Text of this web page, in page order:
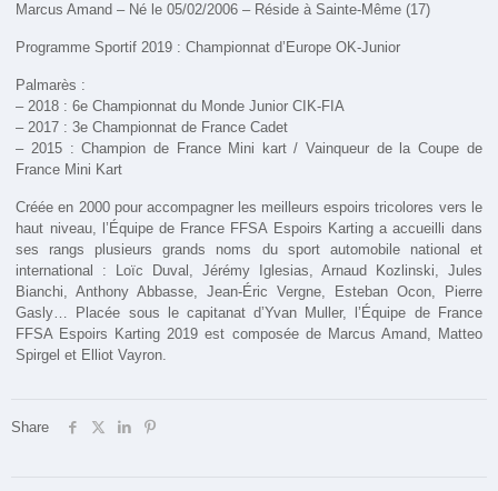
Marcus Amand – Né le 05/02/2006 – Réside à Sainte-Même (17)
Programme Sportif 2019 : Championnat d’Europe OK-Junior
Palmarès :
– 2018 : 6e Championnat du Monde Junior CIK-FIA
– 2017 : 3e Championnat de France Cadet
– 2015 : Champion de France Mini kart / Vainqueur de la Coupe de
France Mini Kart
Créée en 2000 pour accompagner les meilleurs espoirs tricolores vers le
haut niveau, l’Équipe de France FFSA Espoirs Karting a accueilli dans
ses rangs plusieurs grands noms du sport automobile national et
international : Loïc Duval, Jérémy Iglesias, Arnaud Kozlinski, Jules
Bianchi, Anthony Abbasse, Jean-Éric Vergne, Esteban Ocon, Pierre
Gasly… Placée sous le capitanat d’Yvan Muller, l’Équipe de France
FFSA Espoirs Karting 2019 est composée de Marcus Amand, Matteo
Spirgel et Elliot Vayron.
Share